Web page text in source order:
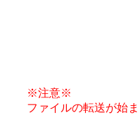
※注意※
ファイルの転送が始